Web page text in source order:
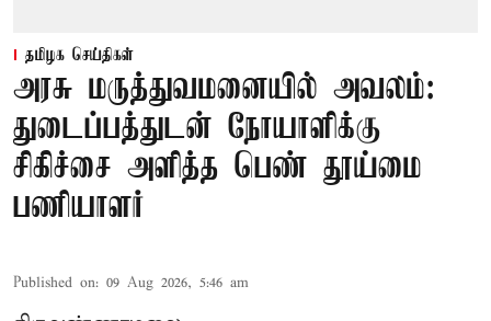
தமிழக செய்திகள்
அரசு மருத்துவமனையில் அவலம்:
துடைப்பத்துடன் நோயாளிக்கு
சிகிச்சை அளித்த பெண் தூய்மை
பணியாளர்
Published on: 09 Aug 2026, 5:46 am